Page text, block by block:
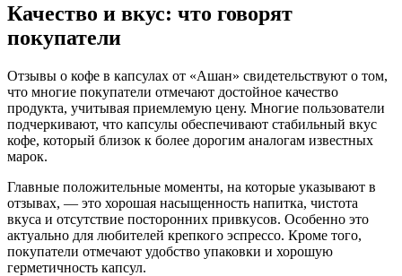
Качество и вкус: что говорят
покупатели
Отзывы о кофе в капсулах от «Ашан» свидетельствуют о том,
что многие покупатели отмечают достойное качество
продукта, учитывая приемлемую цену. Многие пользователи
подчеркивают, что капсулы обеспечивают стабильный вкус
кофе, который близок к более дорогим аналогам известных
марок.
Главные положительные моменты, на которые указывают в
отзывах, — это хорошая насыщенность напитка, чистота
вкуса и отсутствие посторонних привкусов. Особенно это
актуально для любителей крепкого эспрессо. Кроме того,
покупатели отмечают удобство упаковки и хорошую
герметичность капсул.